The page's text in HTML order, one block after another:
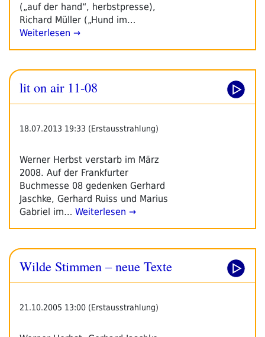
(„auf der hand“, herbstpresse),
Richard Müller („Hund im…
Weiterlesen →
lit on air 11-08
18.07.2013 19:33 (Erstausstrahlung)
Werner Herbst verstarb im März
2008. Auf der Frankfurter
Buchmesse 08 gedenken Gerhard
Jaschke, Gerhard Ruiss und Marius
Gabriel im… Weiterlesen →
Wilde Stimmen – neue Texte
21.10.2005 13:00 (Erstausstrahlung)